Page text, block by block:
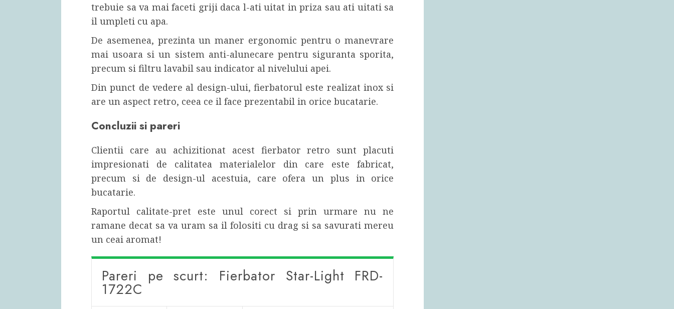
trebuie sa va mai faceti griji daca l-ati uitat in priza sau ati uitati sa
il umpleti cu apa.
De asemenea, prezinta un maner ergonomic pentru o manevrare
mai usoara si un sistem anti-alunecare pentru siguranta sporita,
precum si filtru lavabil sau indicator al nivelului apei.
Din punct de vedere al design-ului, fierbatorul este realizat inox si
are un aspect retro, ceea ce il face prezentabil in orice bucatarie.
Concluzii si pareri
Clientii care au achizitionat acest fierbator retro sunt placuti
impresionati de calitatea materialelor din care este fabricat,
precum si de design-ul acestuia, care ofera un plus in orice
bucatarie.
Raportul calitate-pret este unul corect si prin urmare nu ne
ramane decat sa va uram sa il folositi cu drag si sa savurati mereu
un ceai aromat!
Pareri pe scurt: Fierbator Star-Light FRD-
1722C